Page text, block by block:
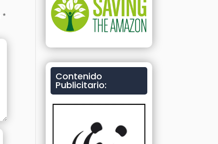
*
Contenido
Publicitario: